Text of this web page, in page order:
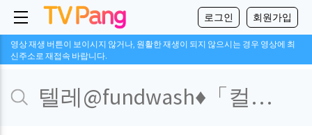
로그인 회원가입
영상 재생 버튼이 보이시지 않거나, 원활한 재생이 되지 않으시는 경우 영상에 최
신주소로 재접속 바랍니다.